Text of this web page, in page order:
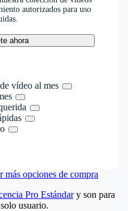
autorizados para uso
ahora
vídeo al mes
más opciones de compra
Pro Estándary son para
usuario.